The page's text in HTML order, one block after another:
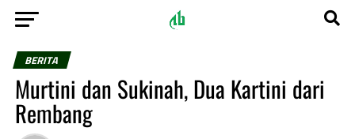
BERITA
Murtini dan Sukinah, Dua Kartini dari
Rembang